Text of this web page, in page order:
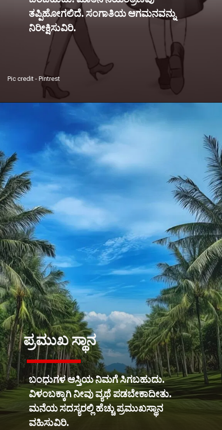
ತಪ್ಪಿ‌ಹೋಗಲಿದೆ. ಸಂಗಾತಿಯ ಆಗಮನವನ್ನು
ನಿರೀಕ್ಷಿಸುವಿರಿ.
Pic credit - Pintrest
ಬಂಧುಗಳ ಆಸ್ತಿಯ ನಿಮಗೆ ಸಿಗಬಹುದು.
ವಿಳಂಬಕ್ಕಾಗಿ ನೀವು ವ್ಯಥೆ ಪಡಬೇಕಾದೀತು.
ಮನೆಯ ಸದಸ್ಯರಲ್ಲಿ ಹೆಚ್ಚು ಪ್ರಮುಖಸ್ಥಾನ
ವಹಿಸುವಿರಿ.
ಪ್ರಮುಖ ಸ್ಥಾನ